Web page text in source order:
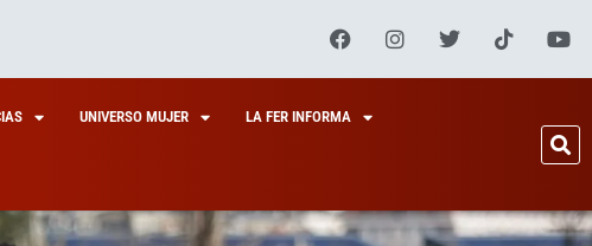
UNIVERSO MUJER LA FER INFORMA